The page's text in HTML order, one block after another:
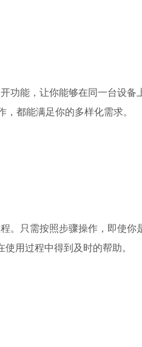
功能，让你能够在同一台设备
都能满足你的多样化需求。
。只需按照步骤操作，即使
用过程中得到及时的帮助。